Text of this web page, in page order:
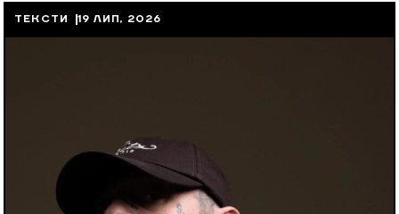
ТЕКСТИ 19 ЛИП, 2026